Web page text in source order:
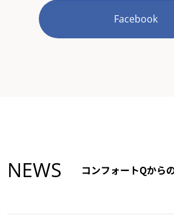
Facebook
NEWS コンフォートQから